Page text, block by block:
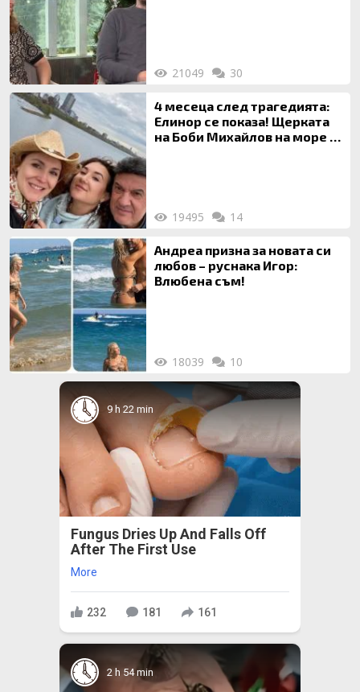
21049 30
4 месеца след трагедията:
Елинор се показа! Щерката
на Боби Михайлов на море с
19495 14
Андреа призна за новата си
любов – руснака Игор:
Влюбена съм!
18039 10
9 h 22 min
Fungus Dries Up And Falls Off
After The First Use
More
232 181 161
2 h 54 min